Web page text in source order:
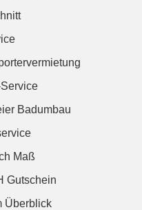
Badumbau
Maß
Gutschein
Überblick